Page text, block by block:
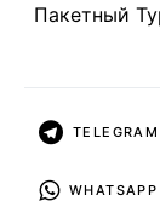
Пакетный
TELEGRAM
WHATSAPP